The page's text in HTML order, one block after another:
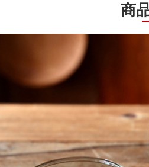
商